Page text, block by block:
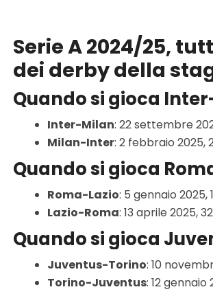
Serie A 2024/25,
dei derby della
Quando si gioca
Inter-Milan: 22 settembre
Milan-Inter: 2 febbraio 2025,
Quando si gioca
Roma-Lazio: 5 gennaio 2025,
Lazio-Roma: 13 aprile 2025,
Quando si gioca
Juventus-Torino: 10
Torino-Juventus: 12